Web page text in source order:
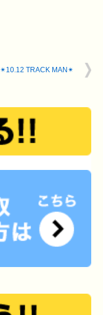
✴︎10.12 TRACK MAN✴︎